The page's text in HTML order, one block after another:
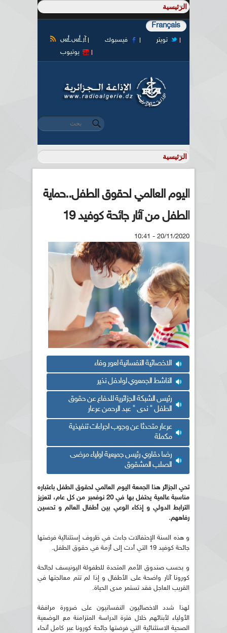
Français
آر أس أس فيسبوك
تويتر
يوتيوب
استمارة البحث
‏بحث ‏
اليوم العالمي لحقوق الطفل..حماية
الطفل من آثار جائحة كوفيد 19
20/11/2020 - 10:41
الاخصائية النفسانية لعور وفاء
الناشط الجمعوي لوادفل نذير
رئيس الشبكة الجزائرية للدفاع عن حقوق
الطفل " ندى " عبد الرحمن عرعار
عرعار متحدثا عن وجوب اجراءات تنفيذية
مكملة
رضا دقاوي رئيس جميعية اولياء مرضى
الصلب المشقوق
تحي الجزائر هذا الجمعة اليوم العالمي لحقوق الطفل باعتباره
مناسبة عالمية يحتفل بها في 20 نوفمبر من كل عام، لتعزيز
الترابط الدولي و إذكاء الوعي بين أطفال العالم و تحسين
رفاههم.
و هذه السنة الإحتفالات جاءت في ظروف إستثنائية فرضتها
جائحة كوفيد 19 التي أدت إلى أزمة في حقوق الطفل.
و بحسب صندوق الأمم المتحدة للطفولة اليونيسف لجائحة
كورونا آثار واضحة على الأطفال و إذا لم تتم معالجتها في
القريب العاجل فقد تستمر مدى الحياة.
لهذا شدد الاخصائيون النفسانيون على ضرورة مرافقة
الأولياء لأبنائهم خلال فترة الدراسة المتزامنة مع الوضعية
الصحية الاستثنائية التي فرضتها جائحة كورونا عبر كامل أنحاء